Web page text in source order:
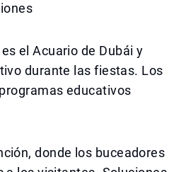
el Acuario de Dubái y
durante las fiestas. Los
educativos
donde los buceadores